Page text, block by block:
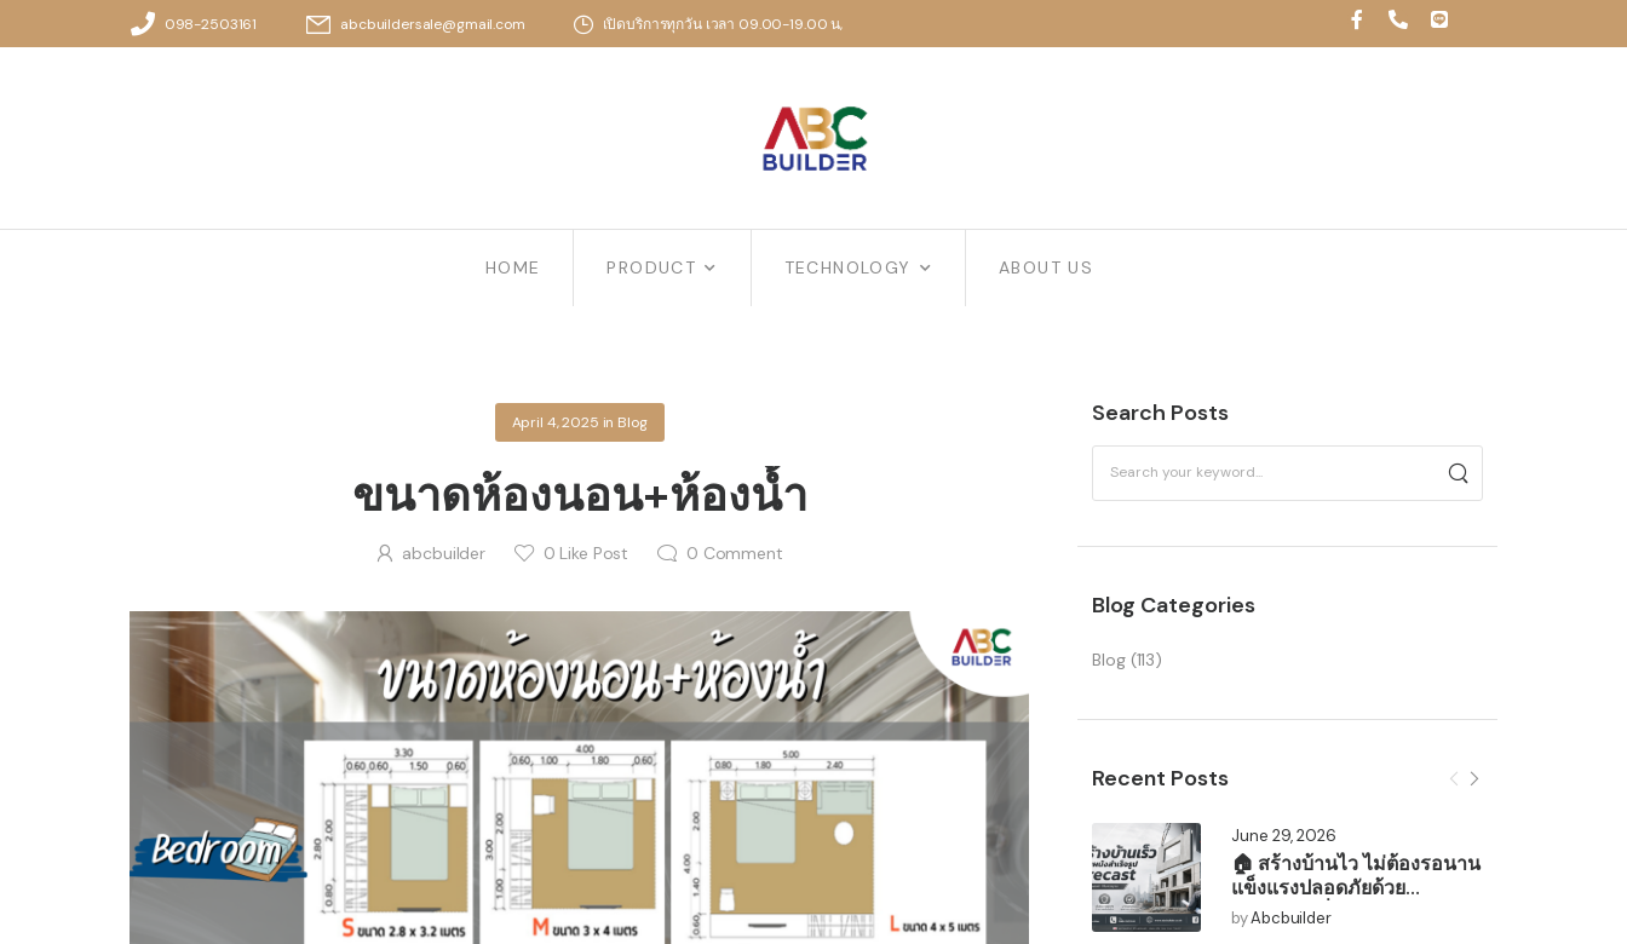
098-2503161 abcbuildersale@gmail.com เปิดบริการทุกวัน เวลา 09.00-19.00 น,
HOME PRODUCT TECHNOLOGY ABOUT US
Search Posts
Blog Categories
Blog(113)
Recent Posts
June 29, 2026
🏠 สร้างบ้านไว ไม่ต้องรอนาน
แข็งแรงปลอดภัยด้วย
มาตรฐานญี่ปุ่น!
byAbcbuilder
April 4, 2025 in Blog
ขนาดห้องนอน+ห้องน้ำ
abcbuilder 0 Like Post 0 Comment